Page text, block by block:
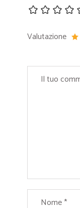
Valutazione